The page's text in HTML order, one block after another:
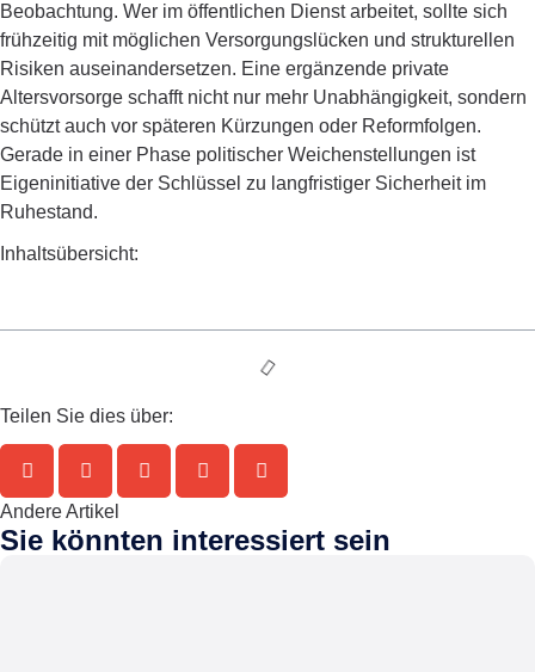
Beobachtung. Wer im öffentlichen Dienst arbeitet, sollte sich
frühzeitig mit möglichen Versorgungslücken und strukturellen
Risiken auseinandersetzen. Eine ergänzende private
Altersvorsorge schafft nicht nur mehr Unabhängigkeit, sondern
schützt auch vor späteren Kürzungen oder Reformfolgen.
Gerade in einer Phase politischer Weichenstellungen ist
Eigeninitiative der Schlüssel zu langfristiger Sicherheit im
Ruhestand.
Inhaltsübersicht:
Teilen Sie dies über:
Andere Artikel
Sie könnten interessiert sein